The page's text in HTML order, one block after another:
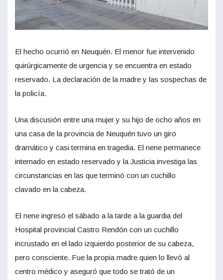
El hecho ocurrió en Neuquén. El menor fue intervenido
quirúrgicamente de urgencia y se encuentra en estado
reservado. La declaración de la madre y las sospechas de
la policía.
Una discusión entre una mujer y su hijo de ocho años en
una casa de la provincia de Neuquén tuvo un giro
dramático y casi termina en tragedia. El nene permanece
internado en estado reservado y la Justicia investiga las
circunstancias en las que terminó con un cuchillo
clavado en la cabeza.
El nene ingresó el sábado a la tarde a la guardia del
Hospital provincial Castro Rendón con un cuchillo
incrustado en el lado izquierdo posterior de su cabeza,
pero consciente. Fue la propia madre quien lo llevó al
centro médico y aseguró que todo se trató de un